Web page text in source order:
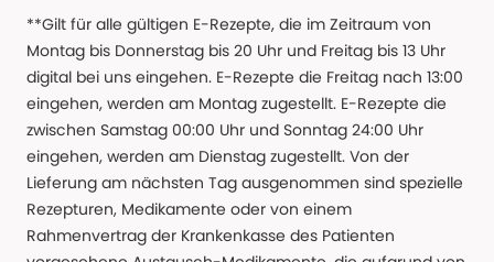
**Gilt für alle gültigen E-Rezepte, die im Zeitraum von
Montag bis Donnerstag bis 20 Uhr und Freitag bis 13 Uhr
digital bei uns eingehen. E-Rezepte die Freitag nach 13:00
eingehen, werden am Montag zugestellt. E-Rezepte die
zwischen Samstag 00:00 Uhr und Sonntag 24:00 Uhr
eingehen, werden am Dienstag zugestellt. Von der
Lieferung am nächsten Tag ausgenommen sind spezielle
Rezepturen, Medikamente oder von einem
Rahmenvertrag der Krankenkasse des Patienten